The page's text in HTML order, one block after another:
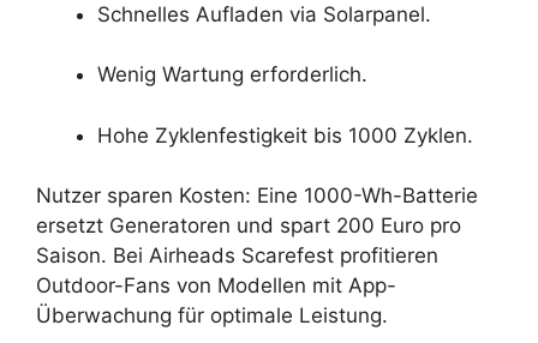
Schnelles Aufladen via Solarpanel.
Wenig Wartung erforderlich.
Hohe Zyklenfestigkeit bis 1000 Zyklen.
Nutzer sparen Kosten: Eine 1000-Wh-Batterie
ersetzt Generatoren und spart 200 Euro pro
Saison. Bei Airheads Scarefest profitieren
Outdoor-Fans von Modellen mit App-
Überwachung für optimale Leistung.